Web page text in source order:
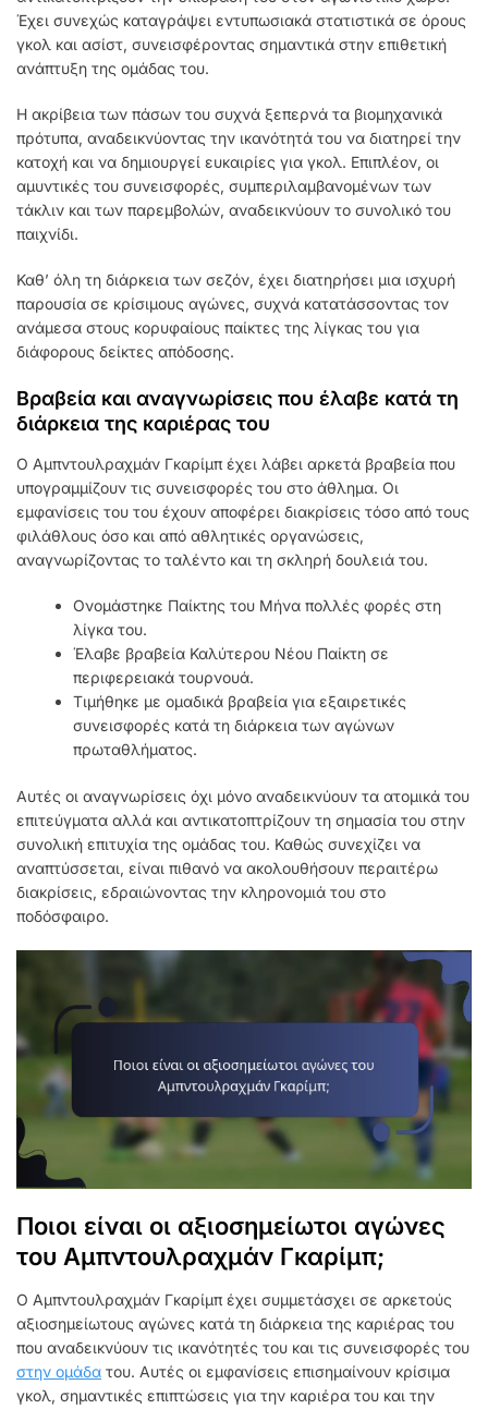
Έχει συνεχώς καταγράψει εντυπωσιακά στατιστικά σε όρους
γκολ και ασίστ, συνεισφέροντας σημαντικά στην επιθετική
ανάπτυξη της ομάδας του.
Η ακρίβεια των πάσων του συχνά ξεπερνά τα βιομηχανικά
πρότυπα, αναδεικνύοντας την ικανότητά του να διατηρεί την
κατοχή και να δημιουργεί ευκαιρίες για γκολ. Επιπλέον, οι
αμυντικές του συνεισφορές, συμπεριλαμβανομένων των
τάκλιν και των παρεμβολών, αναδεικνύουν το συνολικό του
παιχνίδι.
Καθ’ όλη τη διάρκεια των σεζόν, έχει διατηρήσει μια ισχυρή
παρουσία σε κρίσιμους αγώνες, συχνά κατατάσσοντας τον
ανάμεσα στους κορυφαίους παίκτες της λίγκας του για
διάφορους δείκτες απόδοσης.
Βραβεία και αναγνωρίσεις που έλαβε κατά τη
διάρκεια της καριέρας του
Ο Αμπντουλραχμάν Γκαρίμπ έχει λάβει αρκετά βραβεία που
υπογραμμίζουν τις συνεισφορές του στο άθλημα. Οι
εμφανίσεις του του έχουν αποφέρει διακρίσεις τόσο από τους
φιλάθλους όσο και από αθλητικές οργανώσεις,
αναγνωρίζοντας το ταλέντο και τη σκληρή δουλειά του.
Ονομάστηκε Παίκτης του Μήνα πολλές φορές στη
λίγκα του.
Έλαβε βραβεία Καλύτερου Νέου Παίκτη σε
περιφερειακά τουρνουά.
Τιμήθηκε με ομαδικά βραβεία για εξαιρετικές
συνεισφορές κατά τη διάρκεια των αγώνων
πρωταθλήματος.
Αυτές οι αναγνωρίσεις όχι μόνο αναδεικνύουν τα ατομικά του
επιτεύγματα αλλά και αντικατοπτρίζουν τη σημασία του στην
συνολική επιτυχία της ομάδας του. Καθώς συνεχίζει να
αναπτύσσεται, είναι πιθανό να ακολουθήσουν περαιτέρω
διακρίσεις, εδραιώνοντας την κληρονομιά του στο
ποδόσφαιρο.
Ποιοι είναι οι αξιοσημείωτοι αγώνες
του Αμπντουλραχμάν Γκαρίμπ;
Ο Αμπντουλραχμάν Γκαρίμπ έχει συμμετάσχει σε αρκετούς
αξιοσημείωτους αγώνες κατά τη διάρκεια της καριέρας του
που αναδεικνύουν τις ικανότητές του και τις συνεισφορές του
στην ομάδα του. Αυτές οι εμφανίσεις επισημαίνουν κρίσιμα
γκολ, σημαντικές επιπτώσεις για την καριέρα του και την